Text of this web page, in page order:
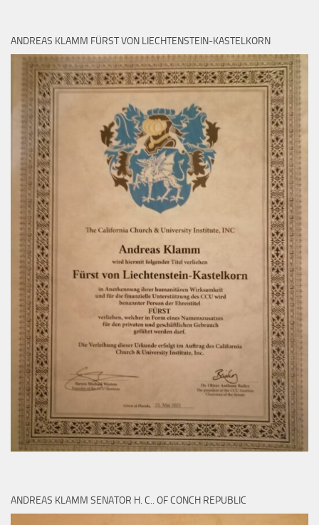
ANDREAS KLAMM FÜRST VON LIECHTENSTEIN-KASTELKORN
ANDREAS KLAMM SENATOR H. C.. OF CONCH REPUBLIC